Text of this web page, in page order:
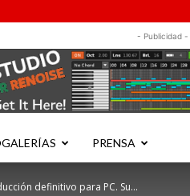
- Publicidad -
PRENSA
definitivo para PC. Su...